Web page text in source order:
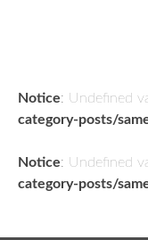
Notice: Undefined
category-posts/
Notice: Undefined
category-posts/